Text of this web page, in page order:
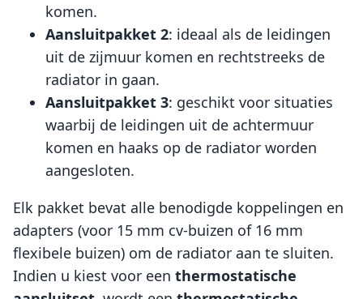
komen.
Aansluitpakket 2: ideaal als de leidingen
uit de zijmuur komen en rechtstreeks de
radiator in gaan.
Aansluitpakket 3: geschikt voor situaties
waarbij de leidingen uit de achtermuur
komen en haaks op de radiator worden
aangesloten.
Elk pakket bevat alle benodigde koppelingen en
adapters (voor 15 mm cv-buizen of 16 mm
flexibele buizen) om de radiator aan te sluiten.
Indien u kiest voor een thermostatische